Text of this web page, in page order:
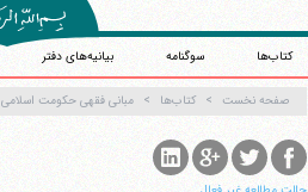
کتاب‌ها سوگنامه بیانیه‌های دفتر
صفحه نخست کتاب‌ها مبانی فقهی حکومت اسلامی